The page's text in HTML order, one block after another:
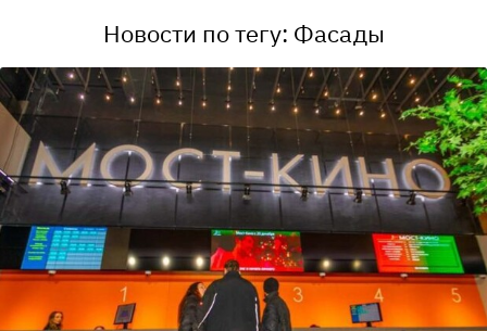
Новости по тегу: Фасады